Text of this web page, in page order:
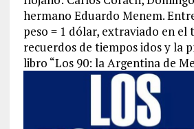
hermano Eduardo Menem.
peso = 1 dólar, extraviado en el
recuerdos de tiempos idos y la
libro “Los 90: la Argentina de